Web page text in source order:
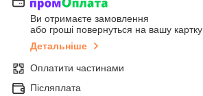
Ви отримаєте замовлення
або гроші повернуться на вашу картку
Детальніше
Оплатити частинами
Післяплата